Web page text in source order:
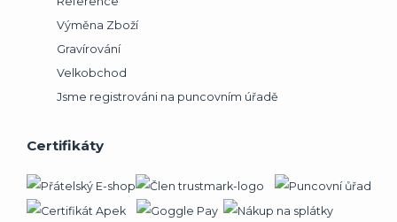
Výměna Zboží
Gravírování
Velkobchod
Jsme registrováni na puncovním úřadě
Certifikáty